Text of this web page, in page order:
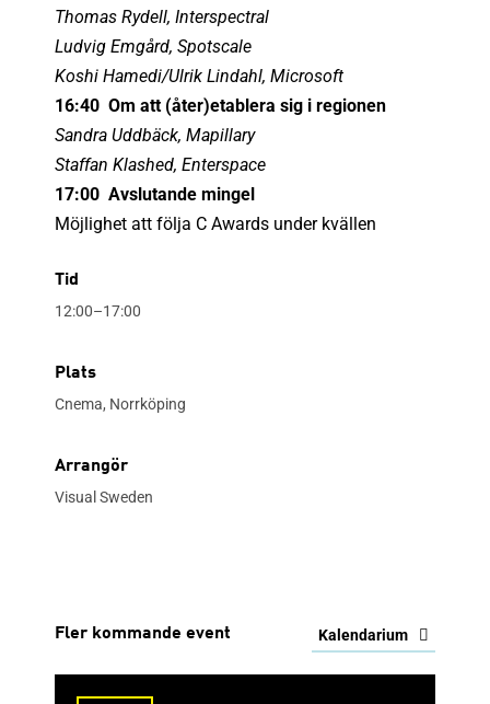
Thomas Rydell, Interspectral
Ludvig Emgård, Spotscale
Koshi Hamedi/Ulrik Lindahl, Microsoft
16:40 Om att (åter)etablera sig i regionen
Sandra Uddbäck, Mapillary
Staffan Klashed, Enterspace
17:00 Avslutande mingel
Möjlighet att följa C Awards under kvällen
Tid
12:00–17:00
Plats
Cnema, Norrköping
Arrangör
Visual Sweden
Fler kommande event Kalendarium